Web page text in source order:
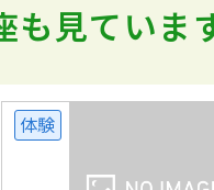
も見ていま
体験